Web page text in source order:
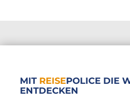
MIT REISEPOLICE DIE
ENTDECKEN